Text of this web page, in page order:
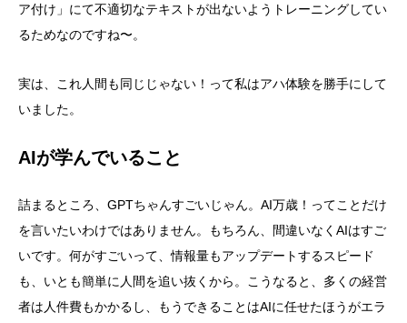
ア付け」にて不適切なテキストが出ないようトレーニングしてい
るためなのですね〜。
実は、これ人間も同じじゃない！って私はアハ体験を勝手にして
いました。
AIが学んでいること
詰まるところ、GPTちゃんすごいじゃん。AI万歳！ってことだけ
を言いたいわけではありません。もちろん、間違いなくAIはすご
いです。何がすごいって、情報量もアップデートするスピード
も、いとも簡単に人間を追い抜くから。こうなると、多くの経営
者は人件費もかかるし、もうできることはAIに任せたほうがエラ